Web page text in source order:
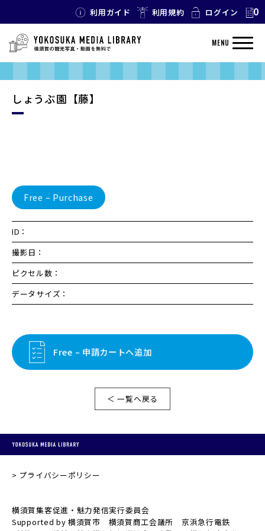
利用ガイド 利用規約 ログイン 0
MENU
しょうぶ園【藤】
Free – Purchase
ID：
撮影日：
ピクセル数：
データサイズ：
Free – 申請カートへ追加
＜ 一覧へ戻る
プライバシーポリシー
横須賀集客促進・魅力発信実行委員会
Supported by 横須賀市 横須賀商工会議所 京浜急行電鉄